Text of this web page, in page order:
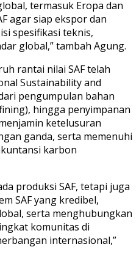
termasuk Eropa dan
agar siap ekspor dan
spesifikasi teknis,
global,” tambah Agung.
rantai nilai SAF telah
Sustainability and
pengumpulan bahan
hingga penyimpanan
ketelusuran
ganda, serta memenuhi
karbon
produksi SAF, tetapi juga
SAF yang kredibel,
serta menghubungkan
komunitas di
internasional,”